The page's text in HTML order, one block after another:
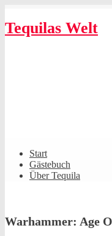
to
content
Tequilas Welt
Primary
Navigation
Start
Gästebuch
Über Tequila
Warhammer: Age